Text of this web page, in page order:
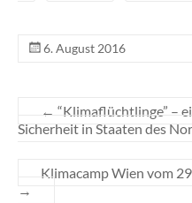
6. August 2016
← “Klimaflüchtlinge” –
Sicherheit in Staaten des
Klimacamp Wien vom
→